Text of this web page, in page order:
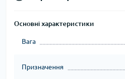
Основні характеристики
Вага
Призначення